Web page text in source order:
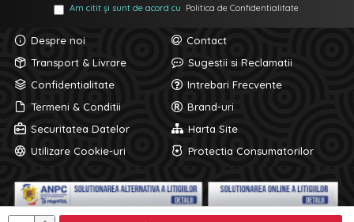
Am citit și sunt de acord cu Politica de Confidentialitate
Despre noi
Transport & Livrare
Confidentialitate
Termeni & Conditii
Securitatea Datelor
Utilizare Cookie-uri
Contact
Sugestii si Reclamatii
Intrebari Frecvente
Brand-uri
Harta Site
Protectia Consumatorilor